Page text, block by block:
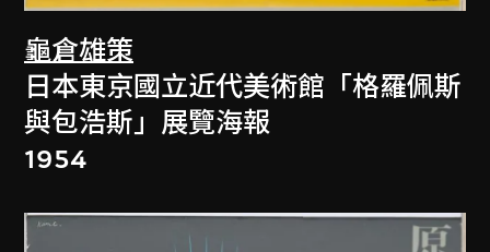
龜倉雄策
日本東京國立近代美術館「格羅佩斯
與包浩斯」展覽海報
1954